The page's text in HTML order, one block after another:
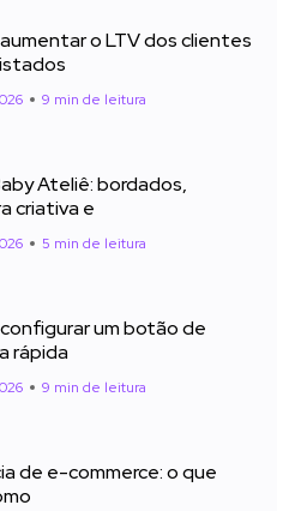
o LTV dos clientes
9 min de leitura
Ateliê: bordados,
criativa e
5 min de leitura
um botão de
rápida
9 min de leitura
de e-commerce: o que